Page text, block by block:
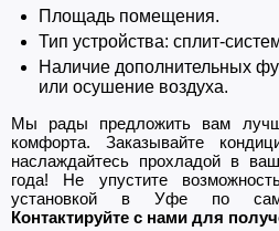
Площадь помещения.
Тип устройства: сплит-
Наличие дополнительных
или осушение воздуха.
Мы рады предложить вам
комфорта. Заказывайте
наслаждайтесь прохладой в
года! Не упустите
установкой в Уфе по
Контактируйте с нами для